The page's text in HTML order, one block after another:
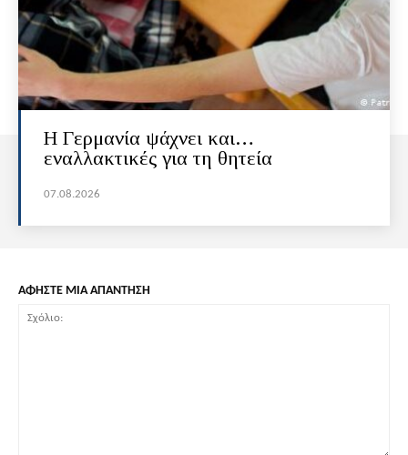
H Γερμανία ψάχνει και…
εναλλακτικές για τη θητεία
07.08.2026
ΑΦΗΣΤΕ ΜΙΑ ΑΠΑΝΤΗΣΗ